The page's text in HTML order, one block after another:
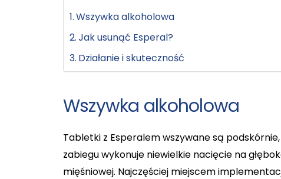
Wszywka alkoholowa
Jak usunąć Esperal?
Działanie i skuteczność
Wszywka alkoholowa
Tabletki z Esperalem wszywane są
zabiegu wykonuje niewielkie nacięcie na
mięśniowej. Najczęściej miejscem